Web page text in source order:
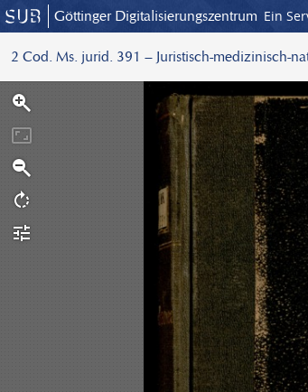
Göttinger Digitalisierungszentrum Ein
2 Cod. Ms. jurid. 391 – Juristisch-medizinisch-